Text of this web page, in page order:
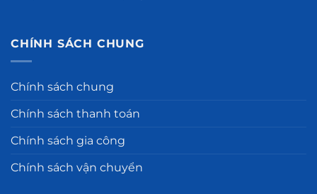
CHÍNH SÁCH CHUNG
Chính sách chung
Chính sách thanh toán
Chính sách gia công
Chính sách vận chuyển